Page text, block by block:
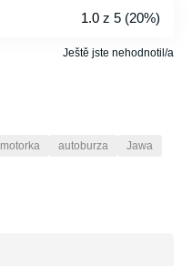
1.0 z 5 (20%)
Ještě jste nehodnotil/a
motorka autoburza
Jawa